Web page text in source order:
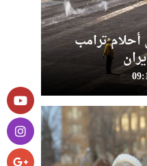
ترامب